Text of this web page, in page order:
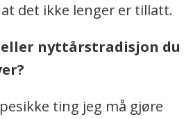
det ikke lenger er tillatt.
eller nyttårstradisjon du
ting jeg må gjøre